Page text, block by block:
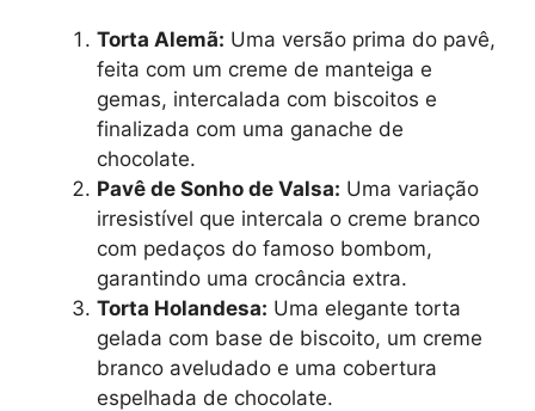
Torta Alemã: Uma versão prima do pavê,
feita com um creme de manteiga e
gemas, intercalada com biscoitos e
finalizada com uma ganache de
chocolate.
Pavê de Sonho de Valsa: Uma variação
irresistível que intercala o creme branco
com pedaços do famoso bombom,
garantindo uma crocância extra.
Torta Holandesa: Uma elegante torta
gelada com base de biscoito, um creme
branco aveludado e uma cobertura
espelhada de chocolate.